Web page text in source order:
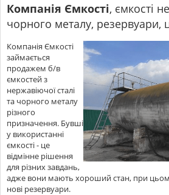
Компанія Ємкості, ємкості
чорного металу, резервуари,
Компанія Ємкості
займається
продажем б/в
ємкостей з
нержавіючої сталі
та чорного металу
різного
призначення. Бувші
у використанні
ємкості - це
відмінне рішення
для різних завдань,
адже вони мають хороший стан, при
нові резервуари.